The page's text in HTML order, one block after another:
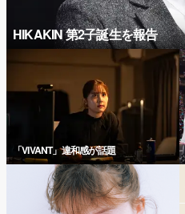
HIKAKIN 第2子誕生を報告
「VIVANT」違和感が話題